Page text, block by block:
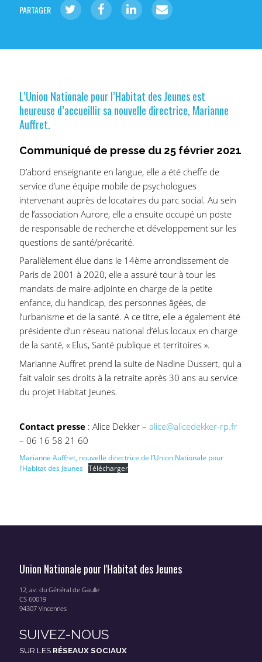
PARTAGER
L’Union Nationale pour l’Habitat des Jeunes est
heureuse d’accueillir sa nouvelle directrice, Marianne
Auffret.
Communiqué de presse du 25 février 2021
D’abord enseignante en langue, elle a été cheffe de
service d’une équipe mobile de psychologues
intervenant auprès de locataires du parc social. Au sein
de l’association Aurore, elle a ensuite occupé un poste
de responsable de recherche et développement sur les
questions de santé/précarité.
Parallèlement élue dans le 14ème arrondissement de
Paris de 2001 à 2020, elle a assuré tour à tour les
mandats de maire-adjointe en charge de la petite
enfance, du handicap, des personnes âgées, de
l’urbanisme et de la santé. A ce titre, elle a également été
présidente d’un réseau national d’élus locaux en charge
de la santé, « Elus, Santé publique et territoires ».
Marianne Auffret prend la suite de Nadine Dussert, qui a
fait valoir ses droits à la retraite après 30 ans au service
du projet Habitat Jeunes.
Contact presse: Alice Dekker – alice@alicedekker-rp.fr
– 06 16 58 21 60
Marianne Auffret, nouvelle directrice de l’Union Nationale pour
l’Habitat des Jeunes Télécharger
Union Nationale pour l'Habitat des Jeunes
12, av. du Général de Gaulle
CS 60019
94307 Vincennes
SUIVEZ-NOUS
SUR LES RÉSEAUX SOCIAUX